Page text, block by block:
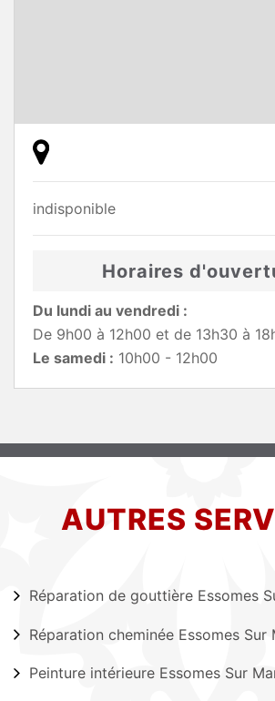
indisponible
Horaires
Du lundi au vendredi :
De 9h00 à 12h00 et de 13h30 à
Le samedi : 10h00 - 12h00
AUTRES
Réparation de gouttière Essomes
Réparation cheminée Essomes Sur
Peinture intérieure Essomes Sur